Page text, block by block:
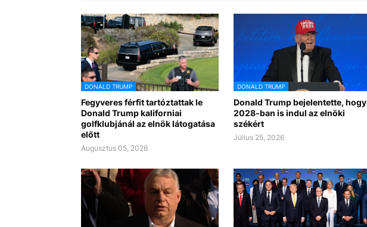
DONALD TRUMP
Fegyveres férfit tartóztattak le
Donald Trump kaliforniai
golfklubjánál az elnök látogatása
előtt
Augusztus 05, 2026
DONALD TRUMP
Donald Trump bejelentette, hogy
2028-ban is indul az elnöki
székért
Július 25, 2026